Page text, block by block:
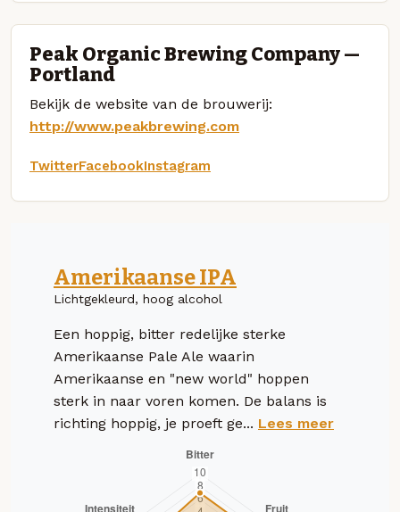
Peak Organic Brewing Company —
Portland
Bekijk de website van de brouwerij:
http://www.peakbrewing.com
TwitterFacebookInstagram
Amerikaanse IPA
Lichtgekleurd, hoog alcohol
Een hoppig, bitter redelijke sterke
Amerikaanse Pale Ale waarin
Amerikaanse en "new world" hoppen
sterk in naar voren komen. De balans is
richting hoppig, je proeft ge... Lees meer